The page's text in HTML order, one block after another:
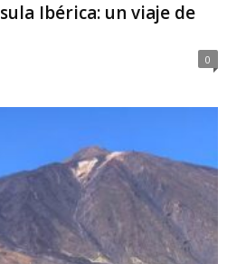
Ibérica: un viaje de
0